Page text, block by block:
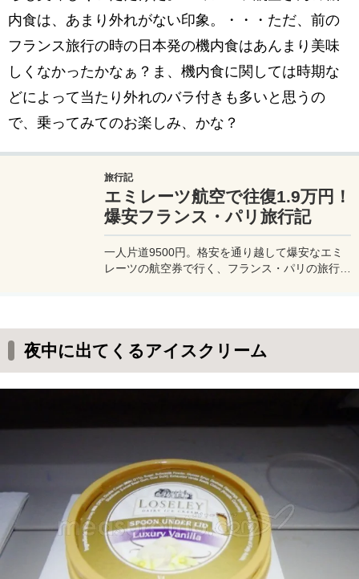
内食は、あまり外れがない印象。・・・ただ、前の
フランス旅行の時の日本発の機内食はあんまり美味
しくなかったかなぁ？ま、機内食に関しては時期な
どによって当たり外れのバラ付きも多いと思うの
で、乗ってみてのお楽しみ、かな？
旅行記
エミレーツ航空で往復1.9万円！
爆安フランス・パリ旅行記
一人片道9500円。格安を通り越して爆安なエミ
レーツの航空券で行く、フランス・パリの旅行
夜中に出てくるアイスクリーム